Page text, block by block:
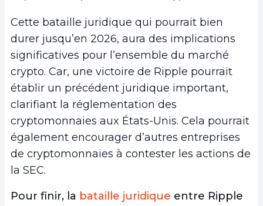
Cette bataille juridique qui pourrait bien
durer jusqu’en 2026, aura des implications
significatives pour l’ensemble du marché
crypto. Car, une victoire de Ripple pourrait
établir un précédent juridique important,
clarifiant la réglementation des
cryptomonnaies aux États-Unis. Cela pourrait
également encourager d’autres entreprises
de cryptomonnaies à contester les actions de
la SEC.
Pour finir, la bataille juridique entre Ripple